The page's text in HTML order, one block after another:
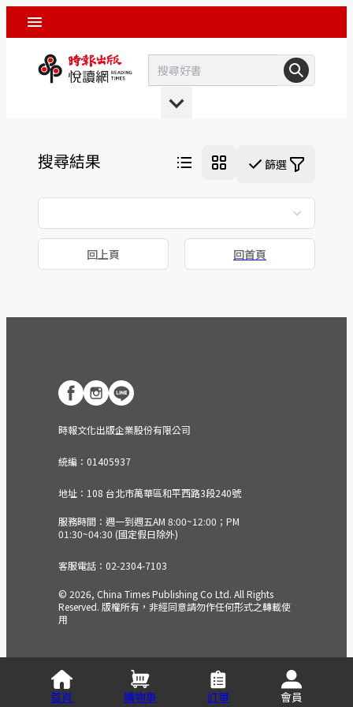
搜尋結果 篩選
回上頁 回首頁
時報文化出版企業股份有限公司
統編：01405937
地址：108 台北市萬華區和平西路3段240號
服務時間：週一到週五AM 8:00~12:00；PM
01:30~04:30 (國定假日除外)
客服電話：02-2304-7103
© 2026, China Times Publishing Co Ltd. All Rights
Reserved. 版權所有，非經同意請勿作任何形式之轉載使
用
首頁 購物車 訂單 會員